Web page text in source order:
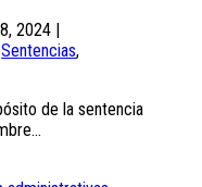
2024
Sentencias,
de la sentencia